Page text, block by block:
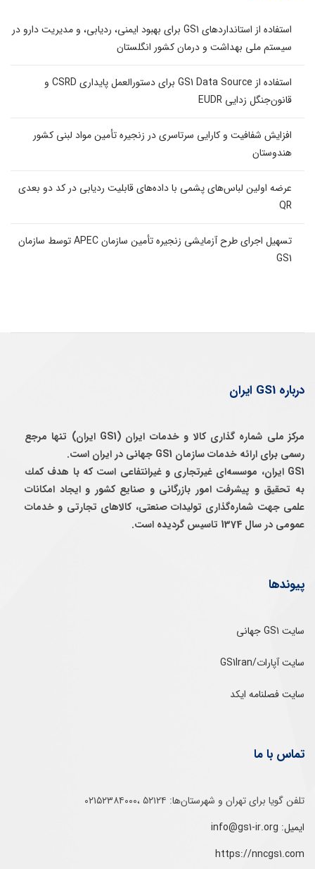
استفاده از استانداردهای GS1 برای بهبود ایمنی، ردیابی، و مدیریت دارو در
سیستم ملی بهداشت و درمان کشور انگلستان
استفاده از GS1 Data Source برای دستورالعمل پایداری CSRD و
قانون‌جنگل زدایی EUDR
افزایش شفافیت و کارایی سرتاسری در زنجیره تأمین مواد لبنی کشور
هندوستان
عرضه اولین لباس‌های پشمی با داده‌های قابلیت ردیابی در کد دو بعدی
QR
تسهیل اجرای طرح آزمایشی زنجیره تأمین سازمان APEC توسط سازمان
GS1
درباره GS1 ایران
مرکز ملی شماره گذاری کالا و خدمات ایران (GS1 ایران) تنها مرجع
رسمی برای ارائه خدمات سازمان GS1 جهانی در ایران است.
GS1 ایران، موسسه‌ای غيرتجاری و غيرانتفاعی است كه با هدف كمك
به تحقيق و پيشرفت امور بازرگانی و صنايع كشور و ايجاد امكانات
علمی جهت شماره‌گذاری توليدات صنعتی، كالاهای تجارتی و خدمات
عمومی در سال 1374 تاسيس گرديده است.
پیوندها
سایت GS1 جهانی
سایت آپارات/GS1Iran
سایت فصلنامه ایکد
تماس با ما
تلفن‌ گویا برای‌ تهران‌‌ و‌ شهرستان‌ها:‌ ۵۲۱۲۴ ،۰۲۱۵۲۳۸۴۰۰۰
ایمیل: info@gs1-ir.org
https://nncgs1.com